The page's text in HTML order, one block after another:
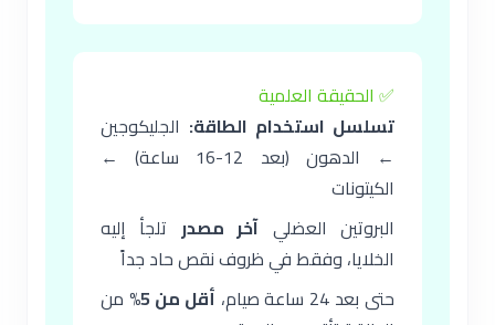
✅ الحقيقة العلمية
تسلسل استخدام الطاقة: الجليكوجين
← الدهون (بعد 12-16 ساعة) ←
الكيتونات
البروتين العضلي آخر مصدر تلجأ إليه
الخلايا، وفقط في ظروف نقص حاد جداً
حتى بعد 24 ساعة صيام،
أقل من 5%
من